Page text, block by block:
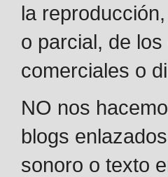
la
o parcial, de
comerciales o
NO nos
blogs
sonoro o texto